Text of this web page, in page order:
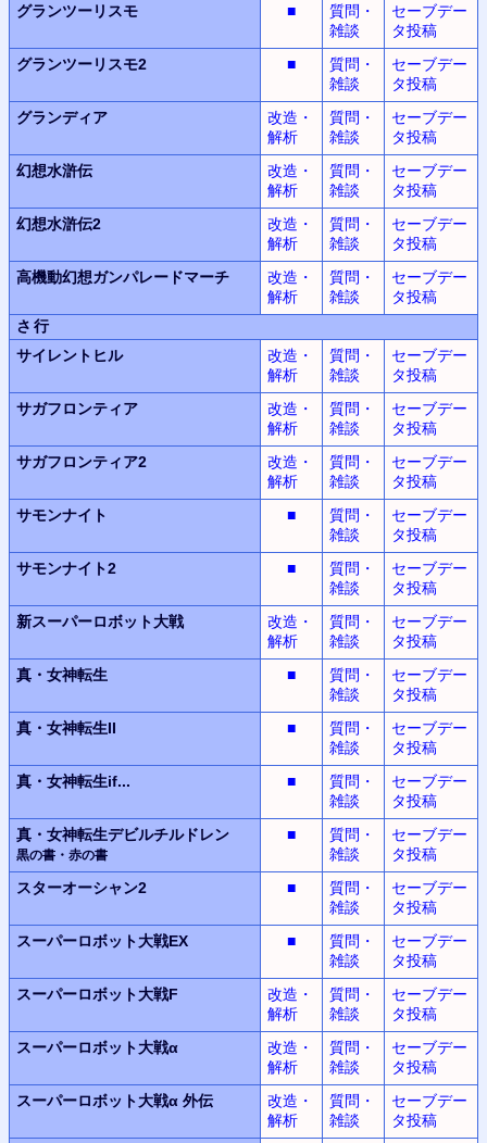
グランツーリスモ
■
質問・
雑談
セーブデー
タ投稿
グランツーリスモ2
■
質問・
雑談
セーブデー
タ投稿
グランディア
改造・
解析
質問・
雑談
セーブデー
タ投稿
幻想水滸伝
改造・
解析
質問・
雑談
セーブデー
タ投稿
幻想水滸伝2
改造・
解析
質問・
雑談
セーブデー
タ投稿
高機動幻想ガンパレードマーチ
改造・
解析
質問・
雑談
セーブデー
タ投稿
さ行
サイレントヒル
改造・
解析
質問・
雑談
セーブデー
タ投稿
サガフロンティア
改造・
解析
質問・
雑談
セーブデー
タ投稿
サガフロンティア2
改造・
解析
質問・
雑談
セーブデー
タ投稿
サモンナイト
■
質問・
雑談
セーブデー
タ投稿
サモンナイト2
■
質問・
雑談
セーブデー
タ投稿
新スーパーロボット大戦
改造・
解析
質問・
雑談
セーブデー
タ投稿
真・女神転生
■
質問・
雑談
セーブデー
タ投稿
真・女神転生II
■
質問・
雑談
セーブデー
タ投稿
真・女神転生if... ■
質問・
雑談
セーブデー
タ投稿
真・女神転生デビルチルドレン
黒の書・赤の書
■
質問・
雑談
セーブデー
タ投稿
スターオーシャン2
■
質問・
雑談
セーブデー
タ投稿
スーパーロボット大戦EX
■
質問・
雑談
セーブデー
タ投稿
スーパーロボット大戦F
改造・
解析
質問・
雑談
セーブデー
タ投稿
スーパーロボット大戦α
改造・
解析
質問・
雑談
セーブデー
タ投稿
スーパーロボット大戦α 外伝
改造・
解析
質問・
雑談
セーブデー
タ投稿